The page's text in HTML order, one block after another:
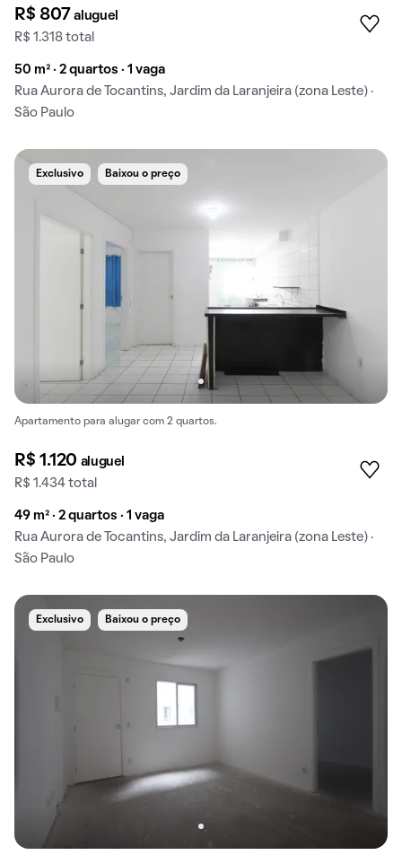
R$ 807aluguel
R$ 1.318 total
50 m² · 2 quartos · 1 vaga
Rua Aurora de Tocantins, Jardim da Laranjeira (zona Leste) ·
São Paulo
Exclusivo Baixou o preço
Apartamento para alugar com 2 quartos.
R$ 1.120 aluguel
R$ 1.434 total
49 m² · 2 quartos · 1 vaga
Rua Aurora de Tocantins, Jardim da Laranjeira (zona Leste) ·
São Paulo
Exclusivo Baixou o preço